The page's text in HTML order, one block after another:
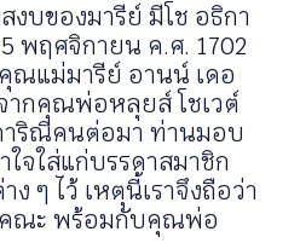
งบของมารีย์ มีโช อธิกา
พฤศจิกายน ค.ศ. 1702
ณแม่มารีย์ อานน์ เดอ
ากคุณพ่อหลุยส์ โชเวต์
าริณีคนต่อมา ท่านมอบ
ใจใส่แก่บรรดาสมาชิก
ง ๆ ไว้ เหตุนี้เราจึงถือว่า
ณะ พร้อมกับคุณพ่อ